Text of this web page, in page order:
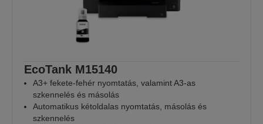
EcoTank M15140
A3+ fekete-fehér nyomtatás, valamint A3-as
szkennelés és másolás
Automatikus kétoldalas nyomtatás, másolás és
szkennelés